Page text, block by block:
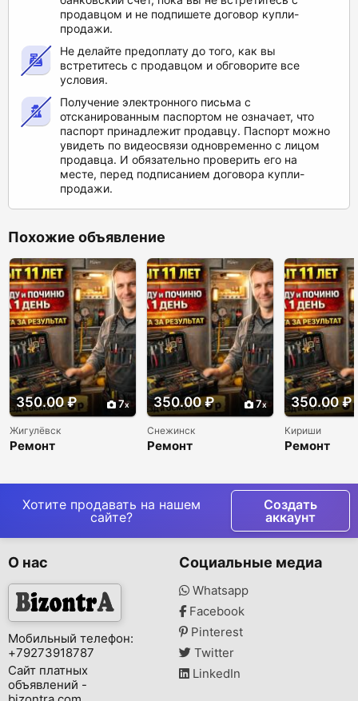
продавцом и не подпишете договор купли-
продажи.
Не делайте предоплату до того, как вы
встретитесь с продавцом и обговорите все
условия.
Получение электронного письма с
отсканированным паспортом не означает, что
паспорт принадлежит продавцу. Паспорт можно
увидеть по видеосвязи одновременно с лицом
продавца. И обязательно проверить его на
месте, перед подписанием договора купли-
продажи.
Похожие объявление
350.00 ₽ 7
Жигулёвск
Ремонт
недорого
350.00 ₽ 7
Снежинск
Ремонт
недорого
350.00 ₽
Кириши
Ремонт
недорого
Хотите продавать на нашем
сайте?
Создать
аккаунт
О нас
Мобильный телефон:
+79273918787
Сайт платных
объявлений -
Социальные медиа
Whatsapp
Facebook
Pinterest
Twitter
LinkedIn